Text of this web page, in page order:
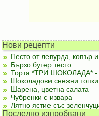
Нови рецепти
Песто от левурда, копър
Бързо бутер тесто
Торта *ТРИ ШОКОЛАДА* -
Шоколадови снежни топки
Шарена, цветна салата
Чубренки с извара
Лятно ястие със
Последно изпробвани